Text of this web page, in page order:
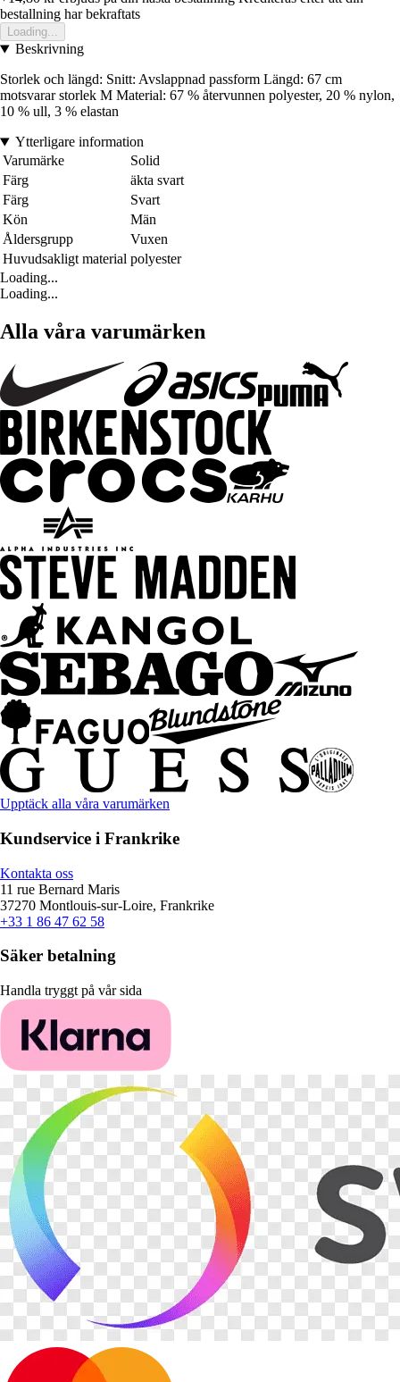
bestallning har bekraftats
Loading...
Beskrivning
Storlek och längd: Snitt: Avslappnad passform Längd: 67 cm
motsvarar storlek M Material: 67 % återvunnen polyester, 20 % nylon,
10 % ull, 3 % elastan
Ytterligare information
Varumärke
Solid
Färg
äkta svart
Färg
Svart
Kön
Män
Åldersgrupp
Vuxen
Huvudsakligt material polyester
Loading...
Loading...
Alla våra varumärken
Upptäck alla våra varumärken
Kundservice i Frankrike
Kontakta oss
11 rue Bernard Maris
37270 Montlouis-sur-Loire, Frankrike
+33 1 86 47 62 58
Säker betalning
Handla tryggt på vår sida